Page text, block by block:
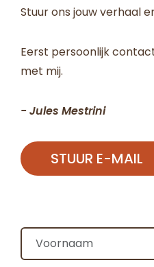
Stuur ons jouw verhaal
Eerst persoonlijk
met mij.
- Jules Mestrini
STUUR E-MAIL